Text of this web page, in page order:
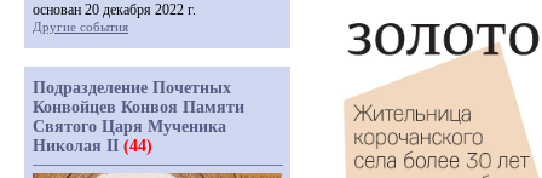
основан 20 декабря 2022 г.
Другие события
Подразделение Почетных
Конвойцев Конвоя Памяти
Святого Царя Мученика
Николая II (44)